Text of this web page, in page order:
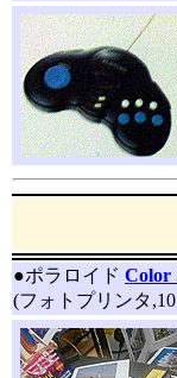
●ポラロイド Color
(フォトプリンタ